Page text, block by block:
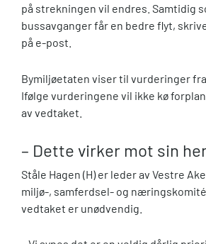
på strekningen vil endres. Samtidig
bussavganger får en bedre flyt,
på e-post.
Bymiljøetaten viser til vurderinger
Ifølge vurderingene vil ikke kø
av vedtaket.
– Dette virker mot sin
Ståle Hagen (H) er leder av Vestre
miljø-, samferdsel- og
vedtaket er unødvendig.